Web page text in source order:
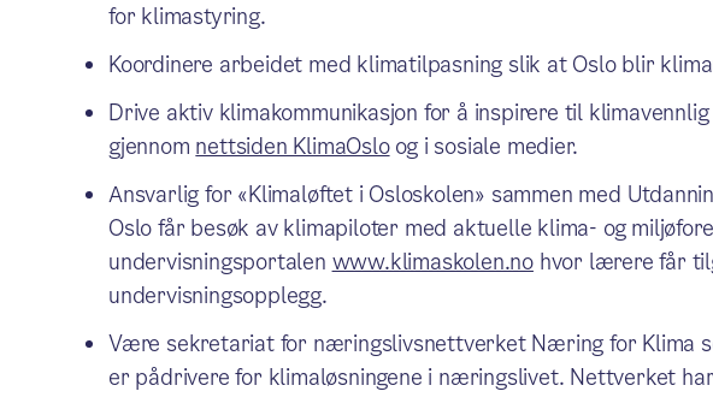
for klimastyring.
Koordinere arbeidet med klimatilpasning slik at Oslo blir
Drive aktiv klimakommunikasjon for å inspirere til
gjennom nettsiden KlimaOsloog i sosiale medier.
Ansvarlig for «Klimaløftet i Osloskolen» sammen med
Oslo får besøk av klimapiloter med aktuelle klima- og
undervisningsportalen www.klimaskolen.nohvor lærere får
undervisningsopplegg.
Være sekretariat for næringslivsnettverket Næring for Klima
er pådrivere for klimaløsningene i næringslivet. Nettverket